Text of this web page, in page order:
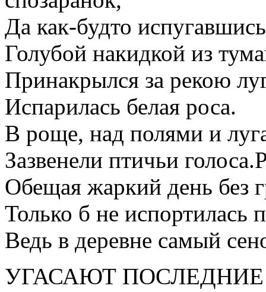
Да как-будто
Голубой накидкой из
Принакрылся за рекою
Испарилась белая роса.
В роще, над полями и
Зазвенели птичьи
Обещая жаркий день без
Только б не испортилась
Ведь в деревне самый
УГАСАЮТ ПОСЛЕДНИЕ